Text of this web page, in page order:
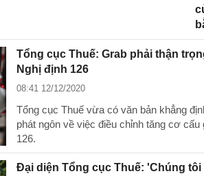
Tổng cục Thuế: Grab phải thận
Nghị định 126
08:41 12/12/2020
Tổng cục Thuế vừa có văn bản khẳng
phát ngôn về việc điều chỉnh tăng cơ
126.
Đại diện Tổng cục Thuế: 'Chúng